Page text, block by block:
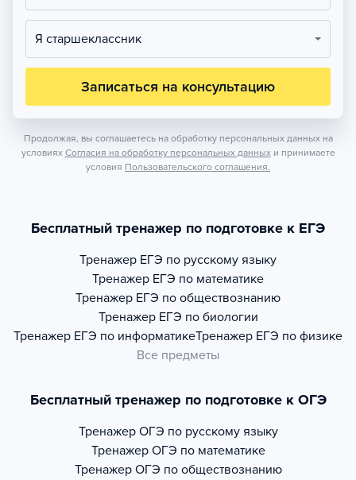
Я старшеклассник
Записаться на консультацию
Продолжая, вы соглашаетесь на обработку персональных данных на
условиях Согласия на обработку персональных данных и принимаете
условия Пользовательского соглашения.
Бесплатный тренажер по подготовке к ЕГЭ
Тренажер ЕГЭ по русскому языку
Тренажер ЕГЭ по математике
Тренажер ЕГЭ по обществознанию
Тренажер ЕГЭ по биологии
Тренажер ЕГЭ по информатикеТренажер ЕГЭ по физике
Все предметы
Бесплатный тренажер по подготовке к ОГЭ
Тренажер ОГЭ по русскому языку
Тренажер ОГЭ по математике
Тренажер ОГЭ по обществознанию